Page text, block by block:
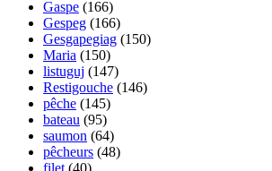
Gaspe (166)
Gespeg (166)
Gesgapegiag (150)
Maria (150)
listuguj (147)
Restigouche (146)
pêche (145)
bateau (95)
saumon (64)
pêcheurs (48)